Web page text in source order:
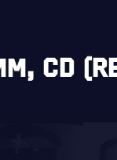
CD